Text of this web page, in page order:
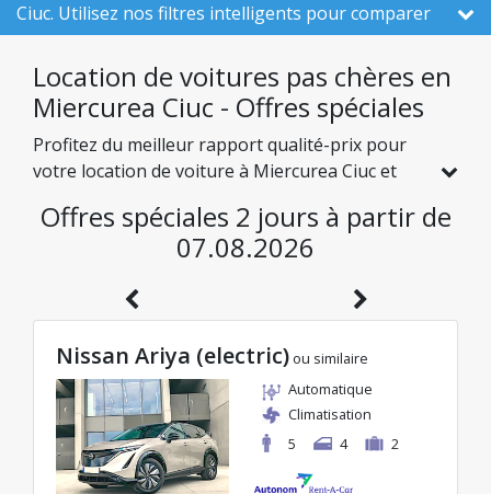
Ciuc. Utilisez nos filtres intelligents pour comparer
45 véhicules actifs ici, sur un total de 525 en
Roumanie, parmi 1 entreprises locales.
Location de voitures pas chères en
Miercurea Ciuc - Offres spéciales
Profitez du meilleur rapport qualité-prix pour
votre location de voiture à Miercurea Ciuc et
Nous avons sélectionné pour vous des véhicules
avec de réelles réductions, afin que vous
préservant votre budget.
Offres spéciales 2 jours à partir de
07.08.2026
Nissan Ariya (electric) ou similaire
Automatique
Climatisation
5
4 2